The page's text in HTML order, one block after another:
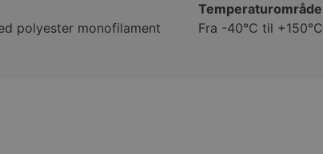
polyester monofilament
Temperaturområde
Fra -40°C til +150°C